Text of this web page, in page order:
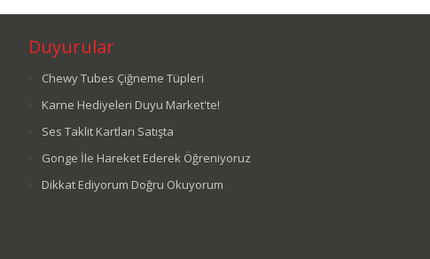
Duyurular
Chewy Tubes Çiğneme Tüpleri
Karne Hediyeleri Duyu Market'te!
Ses Taklit Kartları Satışta
Gonge İle Hareket Ederek Öğreniyoruz
Dikkat Ediyorum Doğru Okuyorum